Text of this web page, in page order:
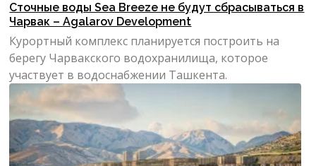
Сточные воды Sea Breeze не будут сбрасываться в
Чарвак – Agalarov Development
Курортный комплекс планируется построить на
берегу Чарвакского водохранилища, которое
участвует в водоснабжении Ташкента.